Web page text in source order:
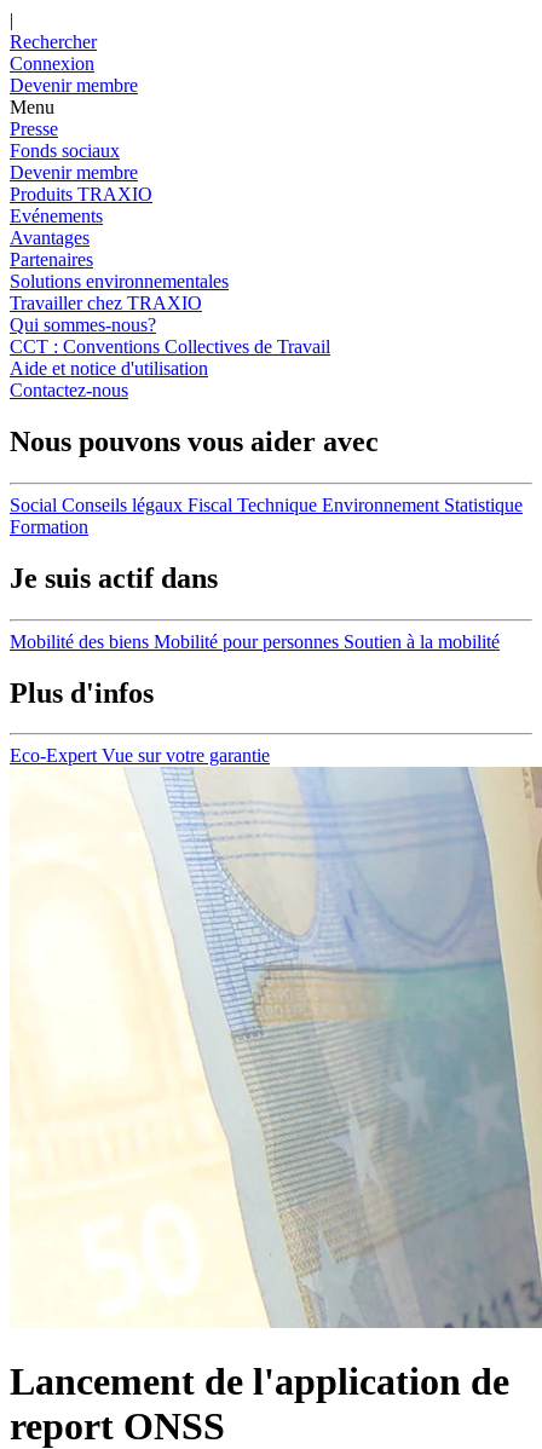
|
Rechercher
Connexion
Devenir membre
Menu
Presse
Fonds sociaux
Devenir membre
Produits TRAXIO
Evénements
Avantages
Partenaires
Solutions environnementales
Travailler chez TRAXIO
Qui sommes-nous?
CCT : Conventions Collectives de Travail
Aide et notice d'utilisation
Contactez-nous
Nous pouvons vous aider avec
Social Conseils légaux Fiscal Technique Environnement Statistique
Formation
Je suis actif dans
Mobilité des biens Mobilité pour personnes Soutien à la mobilité
Plus d'infos
Eco-Expert Vue sur votre garantie
Lancement de l'application de
report ONSS